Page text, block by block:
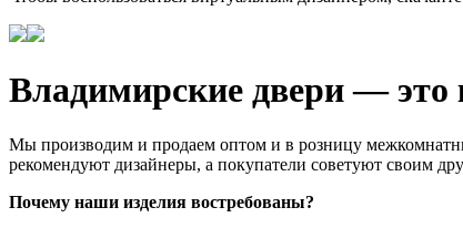
Владимирские двери — это
Мы производим и продаем оптом и в розницу
рекомендуют дизайнеры, а покупатели советуют своим
Почему наши изделия востребованы?